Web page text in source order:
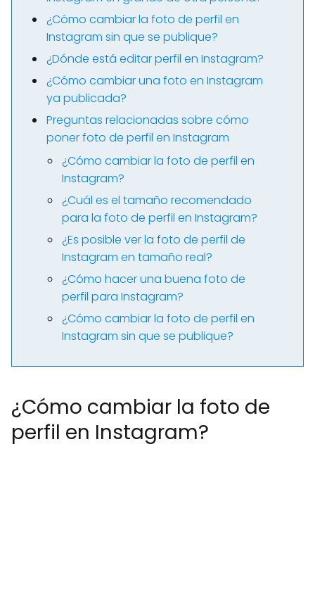
¿Cómo cambiar la foto de perfil en
Instagram sin que se publique?
¿Dónde está editar perfil en Instagram?
¿Cómo cambiar una foto en Instagram
ya publicada?
Preguntas relacionadas sobre cómo
poner foto de perfil en Instagram
¿Cómo cambiar la foto de perfil en
Instagram?
¿Cuál es el tamaño recomendado
para la foto de perfil en Instagram?
¿Es posible ver la foto de perfil de
Instagram en tamaño real?
¿Cómo hacer una buena foto de
perfil para Instagram?
¿Cómo cambiar la foto de perfil en
Instagram sin que se publique?
¿Cómo cambiar la foto de
perfil en Instagram?